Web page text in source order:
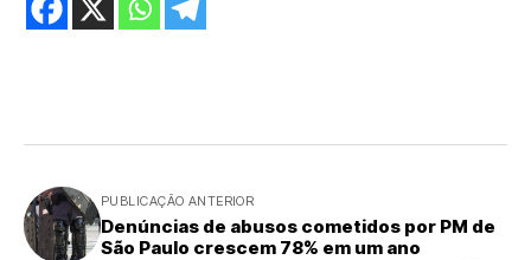
PUBLICAÇÃO ANTERIOR
Denúncias de abusos cometidos por PM de
São Paulo crescem 78% em um ano